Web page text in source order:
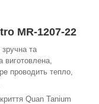
MR-1207-22
та
виготовлена,
проводить тепло,
Quan Tanium